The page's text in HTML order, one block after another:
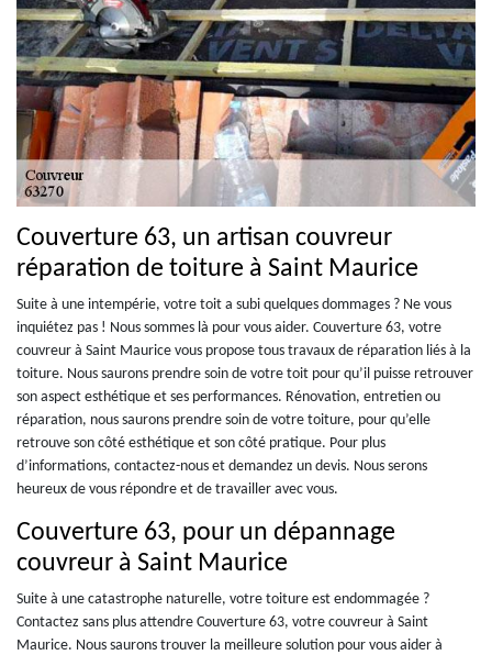
Couverture 63, un artisan couvreur
réparation de toiture à Saint Maurice
Suite à une intempérie, votre toit a subi quelques dommages ? Ne vous
inquiétez pas ! Nous sommes là pour vous aider. Couverture 63, votre
couvreur à Saint Maurice vous propose tous travaux de réparation liés à la
toiture. Nous saurons prendre soin de votre toit pour qu’il puisse retrouver
son aspect esthétique et ses performances. Rénovation, entretien ou
réparation, nous saurons prendre soin de votre toiture, pour qu’elle
retrouve son côté esthétique et son côté pratique. Pour plus
d’informations, contactez-nous et demandez un devis. Nous serons
heureux de vous répondre et de travailler avec vous.
Couverture 63, pour un dépannage
couvreur à Saint Maurice
Suite à une catastrophe naturelle, votre toiture est endommagée ?
Contactez sans plus attendre Couverture 63, votre couvreur à Saint
Maurice. Nous saurons trouver la meilleure solution pour vous aider à